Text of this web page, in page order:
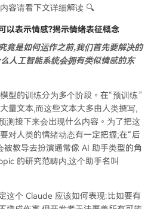
容请看下文详细解读 🔍
以表示情感?揭示情绪表征概念
竟是如何运作之前,我们首先要解决的
人工智能系统会拥有类似情感的东
型的训练分为多个阶段。在“预训练”
量文本,而这些文本大多由人类撰写,
测接下来会出现什么内容。为了把这
对人类的情绪动态有一定把握;在“后
被教导去扮演通常像 AI 助手类型的角
的研究范畴内,这个助手名叫
这个 Claude 应该如何表现:比如要有